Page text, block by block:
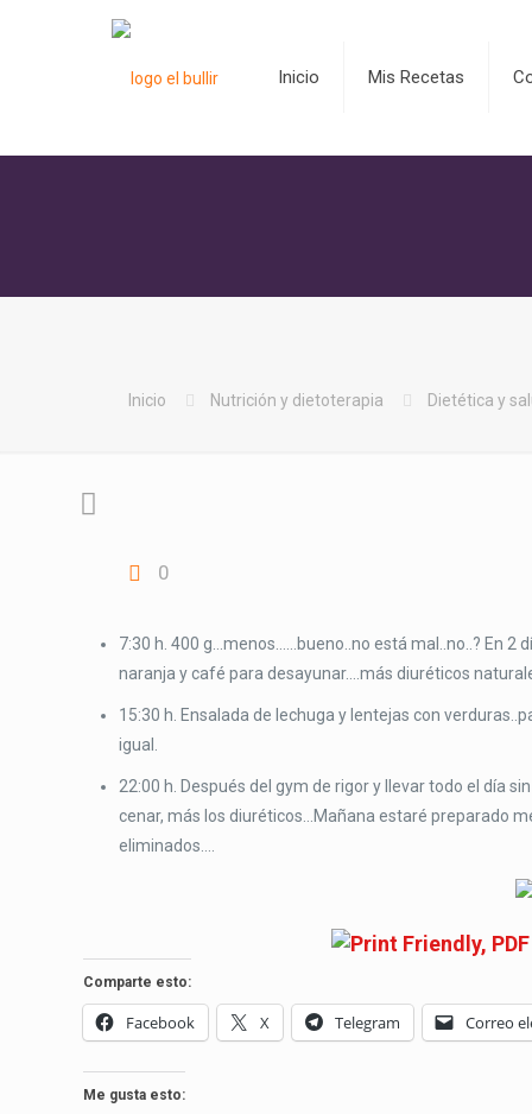
Inicio Mis Recetas
Inicio Nutrición y dietoterapia Dietética y
0
7:30 h. 400 g…menos……bueno..no está mal..no..? En
naranja y café para desayunar….más diuréticos
15:30 h. Ensalada de lechuga y lentejas con
igual.
22:00 h. Después del gym de rigor y llevar todo el día
cenar, más los diuréticos…Mañana estaré preparado
eliminados….
Comparte esto:
Facebook X Telegram Correo
Me gusta esto: